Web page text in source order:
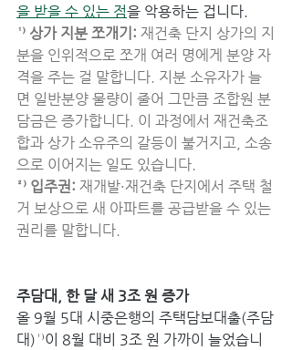
을 받을 수 있는 점을 악용하는 겁니다.
¹⁾ 상가 지분 쪼개기: 재건축 단지 상가의 지
분을 인위적으로 쪼개 여러 명에게 분양 자
격을 주는 걸 말합니다. 지분 소유자가 늘
면 일반분양 물량이 줄어 그만큼 조합원 분
담금은 증가합니다. 이 과정에서 재건축조
합과 상가 소유주의 갈등이 불거지고, 소송
으로 이어지는 일도 있습니다.
²⁾ 입주권: 재개발·재건축 단지에서 주택 철
거 보상으로 새 아파트를 공급받을 수 있는
권리를 말합니다.
주담대, 한 달 새 3조 원 증가
올 9월 5대 시중은행의 주택담보대출(주담
대)¹⁾이 8월 대비 3조 원 가까이 늘었습니